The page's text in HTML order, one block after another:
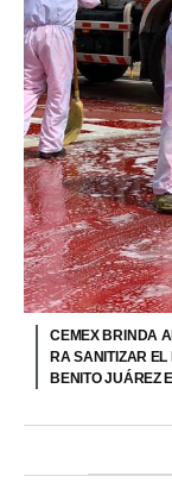
CEMEX BRINDA
RA SANITIZAR EL
BENITO JUÁREZ